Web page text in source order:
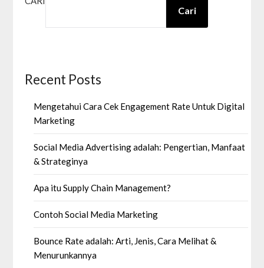
Cari
Recent Posts
Mengetahui Cara Cek Engagement Rate Untuk Digital
Marketing
Social Media Advertising adalah: Pengertian, Manfaat
& Strateginya
Apa itu Supply Chain Management?
Contoh Social Media Marketing
Bounce Rate adalah: Arti, Jenis, Cara Melihat &
Menurunkannya